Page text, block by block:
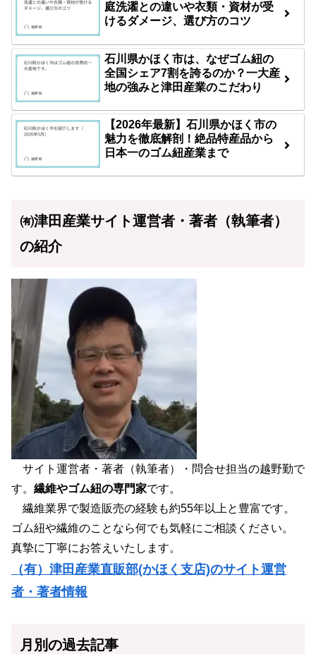
庭洗濯との違いや衣類・資材が受
けるダメージ、選び方のコツ
石川県かほく市は、なぜゴム紐の
全国シェア7割を誇るのか？一大産
地の強みと津田産業のこだわり
【2026年最新】石川県かほく市の
魅力を徹底解剖！絶品特産品から
日本一のゴム紐産業まで
㈲津田産業サイト運営者・著者（執筆者）
の紹介
サイト運営者・著者（執筆者）・問合せ担当の越野勤で
す。 繊維やゴム紐の専門家です。
繊維業界で製造販売の経験も約55年以上と豊富です。
ゴム紐や繊維のことなら何でも気軽にご相談ください。
真摯に丁寧にお答えいたします。
（有）津田産業直販部(かほく支店)のサイト運営
者・著者情報
月別の過去記事